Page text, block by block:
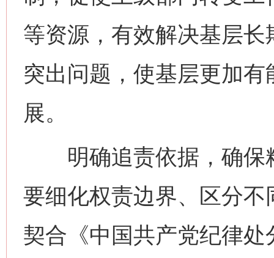
等资源，有效解决基层
突出问题，使基层更加
展。
明确追责依据，确保
要细化权责边界、区分
契合《中国共产党纪律